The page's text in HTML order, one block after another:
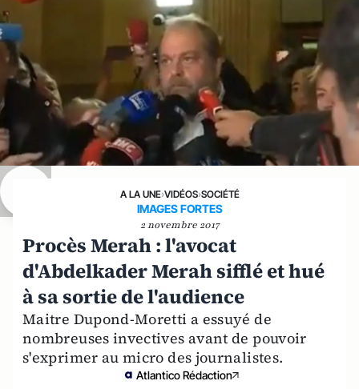
A LA UNE›VIDÉOS›SOCIÉTÉ
IMAGES FORTES
2 novembre 2017
Procès Merah : l'avocat
d'Abdelkader Merah sifflé et hué
à sa sortie de l'audience
Maitre Dupond-Moretti a essuyé de
nombreuses invectives avant de pouvoir
s'exprimer au micro des journalistes.
Atlantico Rédaction